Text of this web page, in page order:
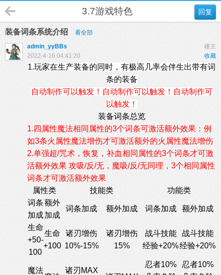
回复
3.7游戏特色
装备词条系统介绍
看全部
楼主
admin_yyBBs
收藏
2022-4-16 04:41:20
1.玩家在生产装备的同时，有极高几率会伴生出带有词
条的装备
自动制作可以触发！ 自动制作可以触发！ 自动制作可
以触发！
装备词条总览
1.四属性魔法相同属性的3个词条可激活额外效果：例
如3条火属性魔法增伤才可激活额外的火属性魔法增伤
2.单强超/咒术，恢复，补血相同属性的3个词条才可激
活额外效果 攻吸/反/无，魔吸/反/无同理，3个相同属性
词条才可激活额外效果
属性类
技能类
功能类
词条
加成
额外
加成
词条加成 额外加成 词条加成 额外加成
生命
+50-
100
生命
+100
诸刃增伤
10%-15%
诸刃增伤
15%
战斗技能
经验+20%
战斗技能
经验+20%
魔法
诸刃MAX
忍者10%
忍者10%